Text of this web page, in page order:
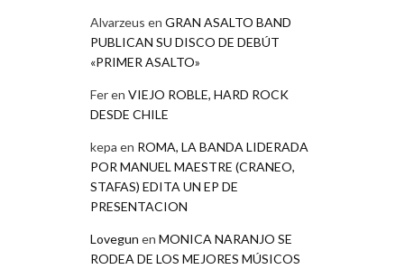
Alvarzeus en GRAN ASALTO BAND
PUBLICAN SU DISCO DE DEBÚT
«PRIMER ASALTO»
Feren VIEJO ROBLE, HARD ROCK
DESDE CHILE
kepa en ROMA, LA BANDA LIDERADA
POR MANUEL MAESTRE (CRANEO,
STAFAS) EDITA UN EP DE
PRESENTACION
Lovegun en MONICA NARANJO SE
RODEA DE LOS MEJORES MÚSICOS